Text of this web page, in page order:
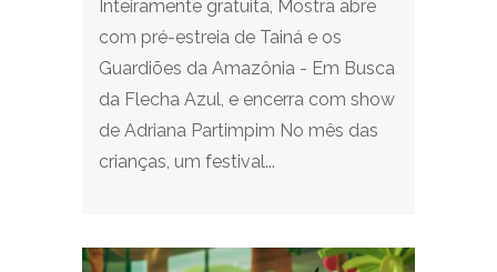
Inteiramente gratuita, Mostra abre
com pré-estreia de Tainá e os
Guardiões da Amazônia - Em Busca
da Flecha Azul, e encerra com show
de Adriana Partimpim No mês das
crianças, um festival...